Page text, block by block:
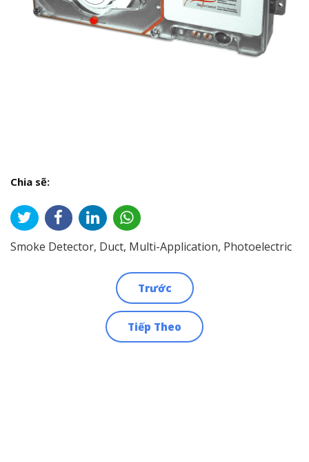
Chia sẽ:
Smoke Detector, Duct, Multi-Application, Photoelectric
Trước
Tiếp Theo